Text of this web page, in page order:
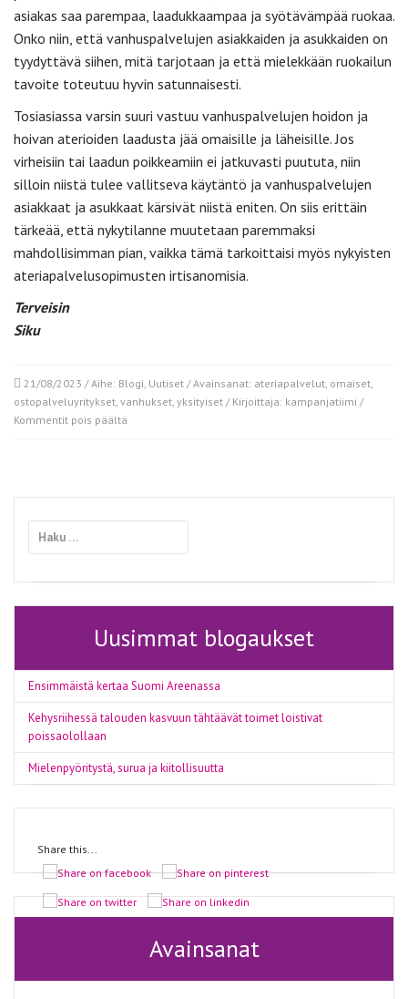
asiakas saa parempaa, laadukkaampaa ja syötävämpää ruokaa.
Onko niin, että vanhuspalvelujen asiakkaiden ja asukkaiden on
tyydyttävä siihen, mitä tarjotaan ja että mielekkään ruokailun
tavoite toteutuu hyvin satunnaisesti.
Tosiasiassa varsin suuri vastuu vanhuspalvelujen hoidon ja
hoivan aterioiden laadusta jää omaisille ja läheisille. Jos
virheisiin tai laadun poikkeamiin ei jatkuvasti puututa, niin
silloin niistä tulee vallitseva käytäntö ja vanhuspalvelujen
asiakkaat ja asukkaat kärsivät niistä eniten. On siis erittäin
tärkeää, että nykytilanne muutetaan paremmaksi
mahdollisimman pian, vaikka tämä tarkoittaisi myös nykyisten
ateriapalvelusopimusten irtisanomisia.
Terveisin
Siku
21/08/2023 / Aihe: Blogi, Uutiset / Avainsanat: ateriapalvelut, omaiset,
ostopalveluyritykset, vanhukset, yksityiset / Kirjoittaja: kampanjatiimi /
Kommentit pois päältä
Uusimmat blogaukset
Ensimmäistä kertaa Suomi Areenassa
Kehysriihessä talouden kasvuun tähtäävät toimet loistivat
poissaolollaan
Mielenpyöritystä, surua ja kiitollisuutta
Share this...
Avainsanat